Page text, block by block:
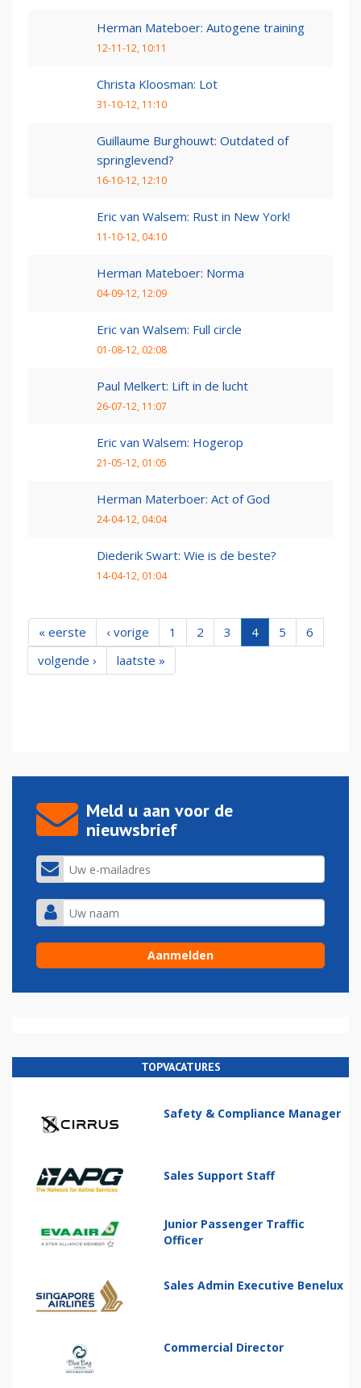
Herman Mateboer: Autogene training
12-11-12, 10:11
Christa Kloosman: Lot
31-10-12, 11:10
Guillaume Burghouwt: Outdated of
springlevend?
16-10-12, 12:10
Eric van Walsem: Rust in New York!
11-10-12, 04:10
Herman Mateboer: Norma
04-09-12, 12:09
Eric van Walsem: Full circle
01-08-12, 02:08
Paul Melkert: Lift in de lucht
26-07-12, 11:07
Eric van Walsem: Hogerop
21-05-12, 01:05
Herman Materboer: Act of God
24-04-12, 04:04
Diederik Swart: Wie is de beste?
14-04-12, 01:04
« eerste ‹ vorige 1 2 3 4 5
6
volgende ›
laatste »
Meld u aan voor de
nieuwsbrief
TOPVACATURES
Safety & Compliance Manager
Sales Support Staff
Junior Passenger Traffic
Officer
Sales Admin Executive Benelux
Commercial Director